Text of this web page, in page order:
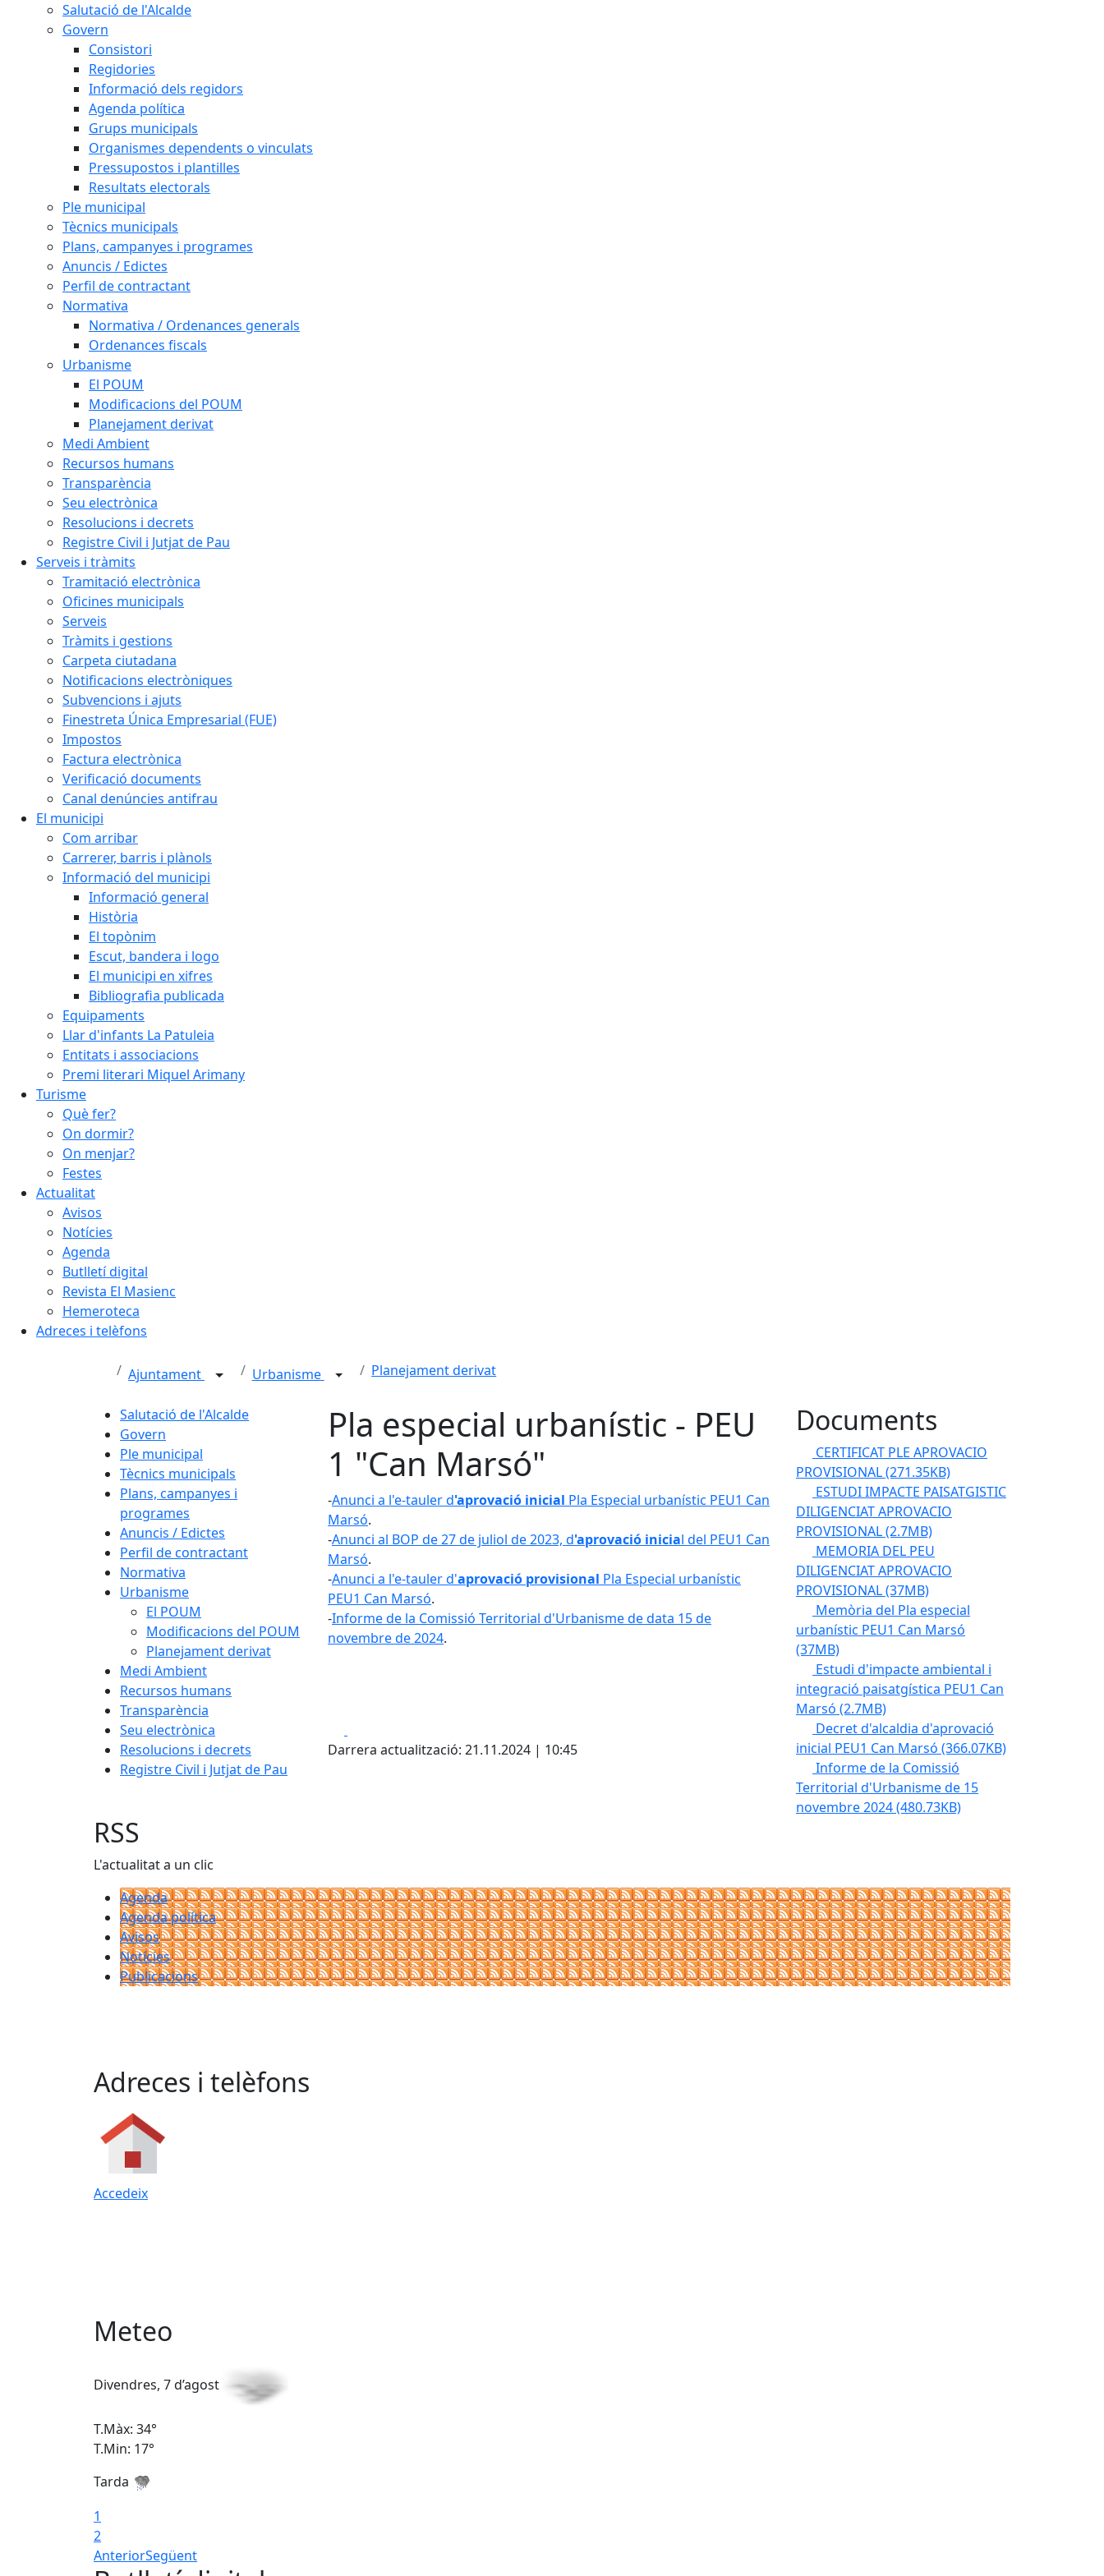
Salutació de l'Alcalde
Govern
Consistori
Regidories
Informació dels regidors
Agenda política
Grups municipals
Organismes dependents o vinculats
Pressupostos i plantilles
Resultats electorals
Ple municipal
Tècnics municipals
Plans, campanyes i programes
Anuncis / Edictes
Perfil de contractant
Normativa
Normativa / Ordenances generals
Ordenances fiscals
Urbanisme
El POUM
Modificacions del POUM
Planejament derivat
Medi Ambient
Recursos humans
Transparència
Seu electrònica
Resolucions i decrets
Registre Civil i Jutjat de Pau
Serveis i tràmits
Tramitació electrònica
Oficines municipals
Serveis
Tràmits i gestions
Carpeta ciutadana
Notificacions electròniques
Subvencions i ajuts
Finestreta Única Empresarial (FUE)
Impostos
Factura electrònica
Verificació documents
Canal denúncies antifrau
El municipi
Com arribar
Carrerer, barris i plànols
Informació del municipi
Informació general
Història
El topònim
Escut, bandera i logo
El municipi en xifres
Bibliografia publicada
Equipaments
Llar d'infants La Patuleia
Entitats i associacions
Premi literari Miquel Arimany
Turisme
Què fer?
On dormir?
On menjar?
Festes
Actualitat
Avisos
Notícies
Agenda
Butlletí digital
Revista El Masienc
Hemeroteca
Adreces i telèfons
Ajuntament Urbanisme Planejament derivat
Salutació de l'Alcalde
Govern
Ple municipal
Tècnics municipals
Plans, campanyes i
programes
Anuncis / Edictes
Perfil de contractant
Normativa
Urbanisme
El POUM
Modificacions del POUM
Planejament derivat
Medi Ambient
Recursos humans
Transparència
Seu electrònica
Resolucions i decrets
Registre Civil i Jutjat de Pau
Pla especial urbanístic - PEU
1 "Can Marsó"
-Anunci a l'e-tauler d'aprovació inicial Pla Especial urbanístic PEU1 Can
Marsó.
-Anunci al BOP de 27 de juliol de 2023, d'aprovació inicial del PEU1 Can
Marsó.
-Anunci a l'e-tauler d'aprovació provisional Pla Especial urbanístic
PEU1 Can Marsó.
-Informe de la Comissió Territorial d'Urbanisme de data 15 de
novembre de 2024.
Darrera actualització: 21.11.2024 | 10:45
Documents
CERTIFICAT PLE APROVACIO
PROVISIONAL(271.35KB)
ESTUDI IMPACTE PAISATGISTIC
DILIGENCIAT APROVACIO
PROVISIONAL(2.7MB)
MEMORIA DEL PEU
DILIGENCIAT APROVACIO
PROVISIONAL(37MB)
Memòria del Pla especial
urbanístic PEU1 Can Marsó
(37MB)
Estudi d'impacte ambiental i
integració paisatgística PEU1 Can
Marsó (2.7MB)
Decret d'alcaldia d'aprovació
inicial PEU1 Can Marsó (366.07KB)
Informe de la Comissió
Territorial d'Urbanisme de 15
novembre 2024(480.73KB)
RSS
L'actualitat a un clic
Agenda
Agenda política
Avisos
Notícies
Publicacions
Adreces i telèfons
Accedeix
Meteo
Divendres, 7 d’agost
T.Màx: 34°
T.Min: 17°
Tarda
1
2
AnteriorSegüent